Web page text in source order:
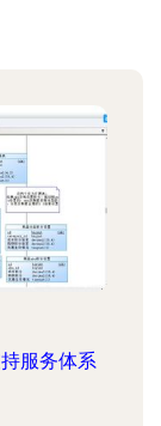
服务体系